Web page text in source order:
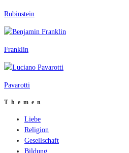
Rubinstein
Franklin
Pavarotti
Themen
Liebe
Religion
Gesellschaft
Bildung